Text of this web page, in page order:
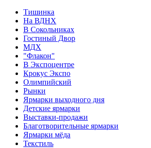
Тишинка
На ВДНХ
В Сокольниках
Гостиный Двор
МДХ
"Флакон"
В Экспоцентре
Крокус Экспо
Олимпийский
Рынки
Ярмарки выходного дня
Детские ярмарки
Выставки-продажи
Благотворительные ярмарки
Ярмарки мёда
Текстиль